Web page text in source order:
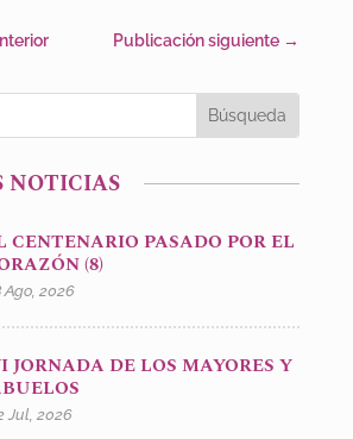
Publicación siguiente →
NOTICIAS
CENTENARIO PASADO POR EL
(8)
Ago, 2026
JORNADA DE LOS MAYORES Y
Jul, 2026